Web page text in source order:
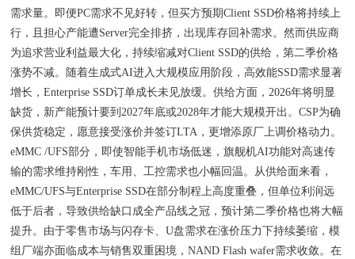
需求量。即便PC需求不见好转，但买方预期Client SSD价格将持续上
行，且担心产能遭Server完全排挤，出现库存回补需求。然而供应商
为追求营业利益最大化，持续缩减对Client SSD的供给，第二季价格
涨势不减。随着生成式AI进入大规模应用阶段，高效能SSD需求显著
增长，Enterprise SSD订单成长未见放缓。供给方面，2026年将明显
缺货，新产能预计要到2027年底或2028年才能大规模开出。CSP为确
保供货稳定，愿意接受涨价并签订LTA，更增添原厂上调价格动力。
eMMC /UFS部分，即使智能手机市场低迷，旗舰机AI功能对高速传
输的需求维持刚性，车用、工控需求也小幅回温。从供给面来看，
eMMC/UFS与Enterprise SSD在部分制程上高度重叠，但单位利润远
低于后者，导致供给缺口成全产品线之冠，预计第二季价格也将大幅
提升。由于零售市场与闪存卡、U盘需求在涨价压力下持续萎缩，模
组厂端亦面临成本与销售双重困境，NAND Flash wafer需求收敛。在